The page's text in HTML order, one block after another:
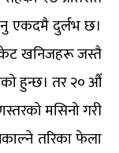
एकदमै दुर्लभ छ।
खनिजहरू जस्तै
हुन्छ। तर २० औँ
मसिनो गरी
तरिका फेला